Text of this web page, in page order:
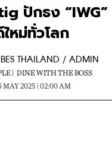
ปักธง
หม่ทั่วโลก
THAILAND / ADMIN
| DINE WITH THE BOSS
MAY 2025 | 02:00 AM